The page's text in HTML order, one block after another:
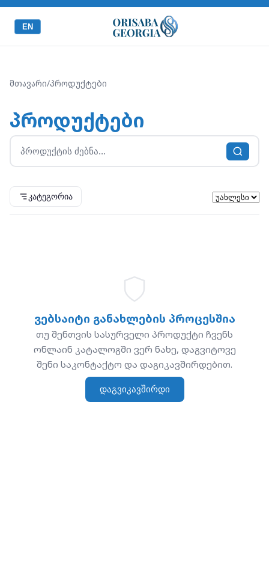
EN
მთავარი/პროდუქტები
პროდუქტები
კატეგორია
ვებსაიტი განახლების პროცესშია
თუ შენთვის სასურველი პროდუქტი ჩვენს
ონლაინ კატალოგში ვერ ნახე, დაგვიტოვე
შენი საკონტაქტო და დაგიკავშირდებით.
დაგვიკავშირდი